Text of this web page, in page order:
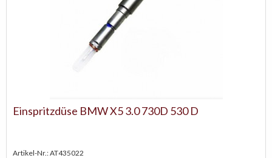
Einspritzdüse BMW X5 3.0 730D 530 D
Artikel-Nr.: AT435022